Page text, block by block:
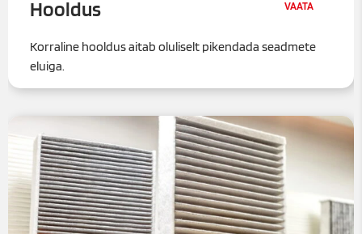
Hooldus
Korraline hooldus aitab oluliselt pikendada seadmete
eluiga.